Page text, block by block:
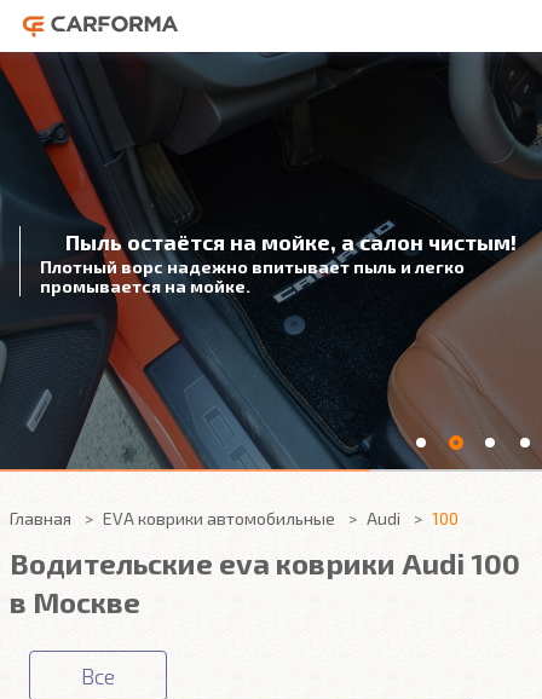
Пыль остаётся на мойке, а салон чистым!
Плотный ворс надежно впитывает пыль и легко
промывается на мойке.
Главная EVA коврики автомобильные Audi 100
Водительские eva коврики Audi 100
в Москве
Все